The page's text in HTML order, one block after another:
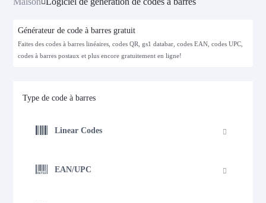
Générateur de code à barres gratuit
Faites des codes à barres linéaires, codes QR, gs1 databar, codes EAN, codes UPC,
codes à barres postaux et plus encore gratuitement en ligne!
Type de code à barres
Linear Codes
EAN/UPC